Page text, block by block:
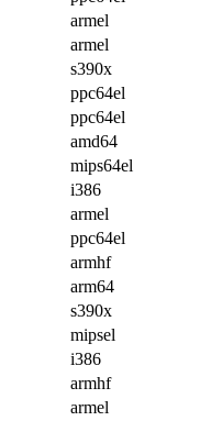
armel
armel
s390x
ppc64el
ppc64el
amd64
mips64el
i386
armel
ppc64el
armhf
arm64
s390x
mipsel
i386
armhf
armel